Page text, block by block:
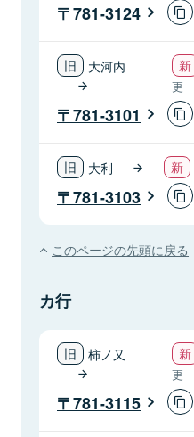
781-3124
大河内
更
781-3101
大利
781-3103
このページの先頭に戻る
カ行
柿ノ又
更
781-3115